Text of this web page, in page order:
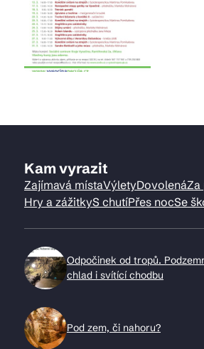
Kam vyrazit
Zajímavá místaVýletyDovolenáZa
Hry a zážitkyS chutíPřes nocSe
Odpočinek od tropů.
chlad i svítící chodbu
Pod zem, či nahoru?